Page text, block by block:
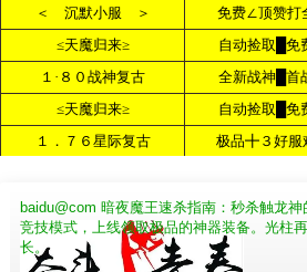
baidu@com 暗夜魔王速杀指南：秒杀触龙
竞技模式，上线领取极品的神器装备。光柱
长。